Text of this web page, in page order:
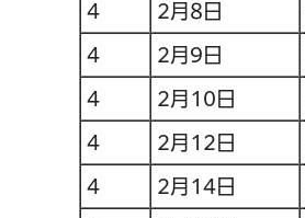
4 2月8日
4 2月9日
4 2月10日
4 2月12日
4 2月14日